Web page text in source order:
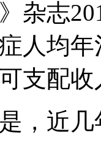
志
人均
支配
近几